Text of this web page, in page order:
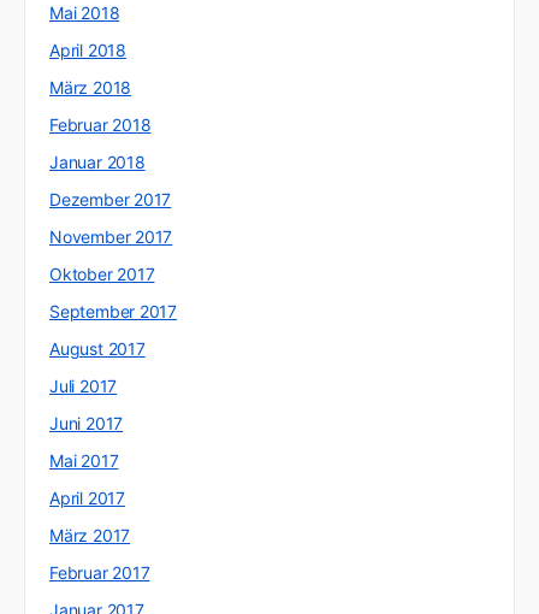
Mai 2018
April 2018
März 2018
Februar 2018
Januar 2018
Dezember 2017
November 2017
Oktober 2017
September 2017
August 2017
Juli 2017
Juni 2017
Mai 2017
April 2017
März 2017
Februar 2017
Januar 2017